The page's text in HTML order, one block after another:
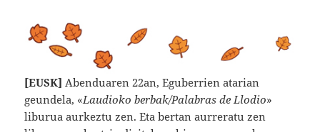
[EUSK] Abenduaren 22an, Eguberrien atarian
geundela, «Laudioko berbak/Palabras de Llodio»
liburua aurkeztu zen. Eta bertan aurreratu zen